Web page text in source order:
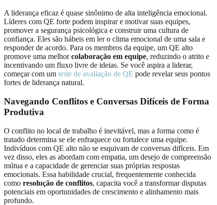
A liderança eficaz é quase sinônimo de alta inteligência emocional.
Líderes com QE forte podem inspirar e motivar suas equipes,
promover a segurança psicológica e construir uma cultura de
confiança. Eles são hábeis em ler o clima emocional de uma sala e
responder de acordo. Para os membros da equipe, um QE alto
promove uma melhorcolaboração em equipe, reduzindo o atrito e
incentivando um fluxo livre de ideias. Se você aspira a liderar,
começar com um teste de avaliação de QE pode revelar seus pontos
fortes de liderança natural.
Navegando Conflitos e Conversas Difíceis de Forma
Produtiva
O conflito no local de trabalho é inevitável, mas a forma como é
tratado determina se ele enfraquece ou fortalece uma equipe.
Indivíduos com QE alto não se esquivam de conversas difíceis. Em
vez disso, eles as abordam com empatia, um desejo de compreensão
mútua e a capacidade de gerenciar suas próprias respostas
emocionais. Essa habilidade crucial, frequentemente conhecida
como resolução de conflitos, capacita você a transformar disputas
potenciais em oportunidades de crescimento e alinhamento mais
profundo.